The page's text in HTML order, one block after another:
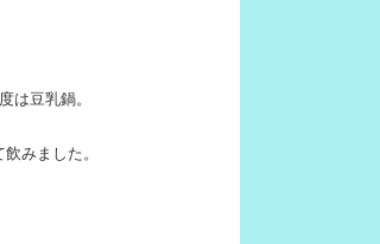
は豆乳鍋。
みました。